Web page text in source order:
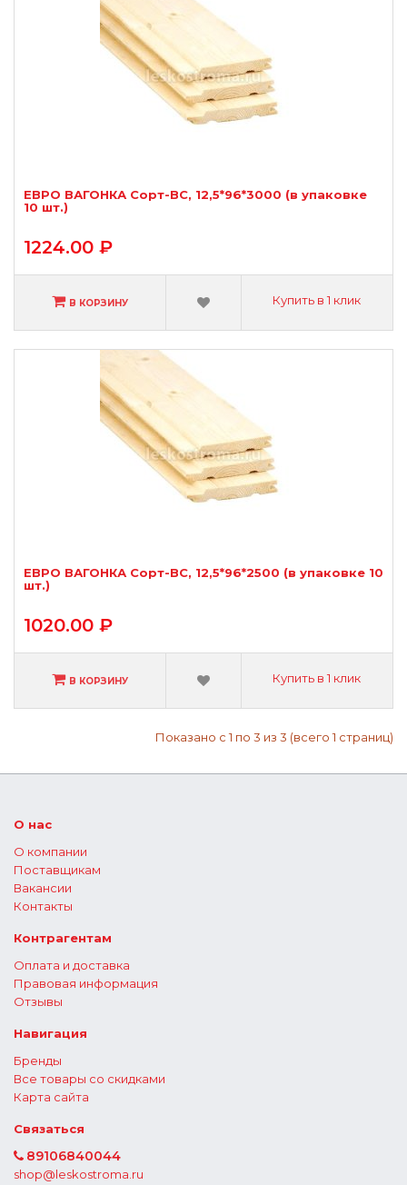
ЕВРО ВАГОНКА Сорт-BС, 12,5*96*3000 (в упаковке
10 шт.)
1224.00 ₽
В КОРЗИНУ Купить в 1 клик
ЕВРО ВАГОНКА Сорт-BС, 12,5*96*2500 (в упаковке 10
шт.)
1020.00 ₽
В КОРЗИНУ Купить в 1 клик
Показано с 1 по 3 из 3 (всего 1 страниц)
О нас
О компании
Поставщикам
Вакансии
Контакты
Контрагентам
Оплата и доставка
Правовая информация
Отзывы
Навигация
Бренды
Все товары со скидками
Карта сайта
Связаться
89106840044
shop@leskostroma.ru